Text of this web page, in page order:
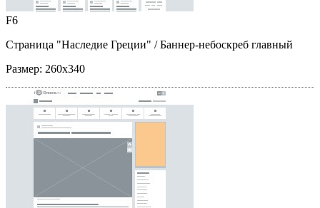
F6
Страница "Наследие Греции" / Баннер-небоскреб главный
Размер: 260x340